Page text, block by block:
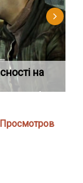
на
Просмотров